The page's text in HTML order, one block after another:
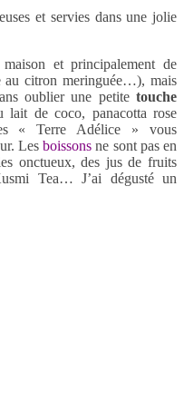
et servies dans une jolie
et principalement de
au citron meringuée…), mais
oublier une petite touche
lait de coco, panacotta rose
« Terre Adélice » vous
Lesboissons ne sont pas en
onctueux, des jus de fruits
Tea… J’ai dégusté un